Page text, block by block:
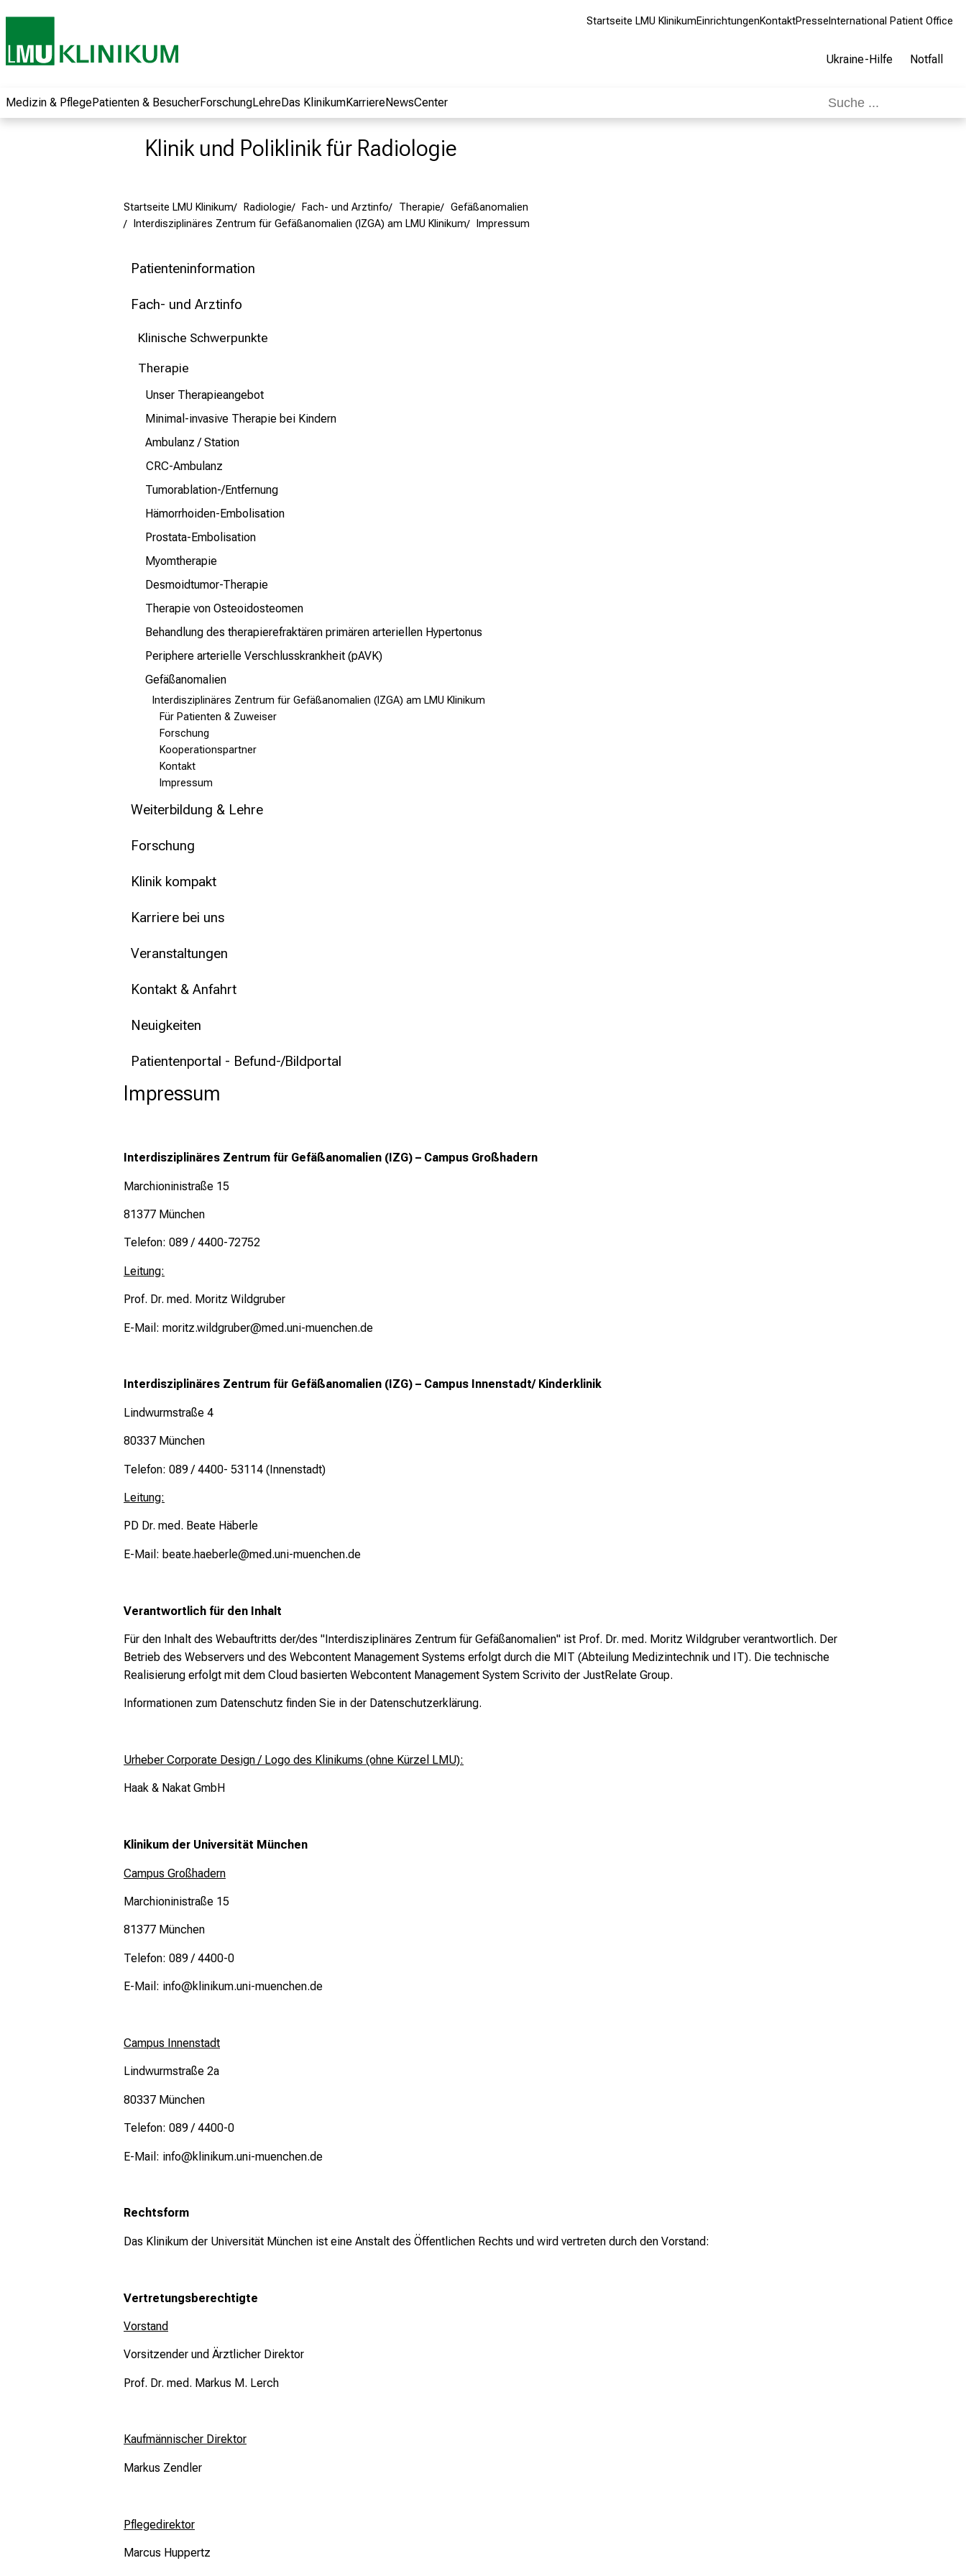
Startseite LMU KlinikumEinrichtungenKontaktPresse International Patient Office
Ukraine-Hilfe Notfall
Medizin & PflegePatienten & BesucherForschungLehreDas KlinikumKarriereNewsCenter
Klinik und Poliklinik für Radiologie
Startseite LMU Klinikum Radiologie Fach- und Arztinfo Therapie
Gefäßanomalien
Interdisziplinäres Zentrum für Gefäßanomalien (IZGA) am LMU Klinikum
Impressum
Patienteninformation
Fach- und Arztinfo
Klinische Schwerpunkte
Therapie
Unser Therapieangebot
Minimal-invasive Therapie bei Kindern
Ambulanz / Station
CRC-Ambulanz
Tumorablation-/Entfernung
Hämorrhoiden-Embolisation
Prostata-Embolisation
Myomtherapie
Desmoidtumor-Therapie
Therapie von Osteoidosteomen
Behandlung des therapierefraktären primären arteriellen Hypertonus
Periphere arterielle Verschlusskrankheit (pAVK)
Gefäßanomalien
Interdisziplinäres Zentrum für Gefäßanomalien (IZGA) am LMU Klinikum
Für Patienten & Zuweiser
Forschung
Kooperationspartner
Kontakt
Impressum
Weiterbildung & Lehre
Forschung
Klinik kompakt
Karriere bei uns
Veranstaltungen
Kontakt & Anfahrt
Neuigkeiten
Patientenportal - Befund-/Bildportal
Impressum
Interdisziplinäres Zentrum für Gefäßanomalien (IZG) – Campus Großhadern
Marchioninistraße 15
81377 München
Telefon: 089 / 4400-72752
Leitung:
Prof. Dr. med. Moritz Wildgruber
E-Mail: moritz.wildgruber@med.uni-muenchen.de
Interdisziplinäres Zentrum für Gefäßanomalien (IZG) – Campus Innenstadt/ Kinderklinik
Lindwurmstraße 4
80337 München
Telefon: 089 / 4400- 53114 (Innenstadt)
Leitung:
PD Dr. med. Beate Häberle
E-Mail: beate.haeberle@med.uni-muenchen.de
Verantwortlich für den Inhalt
Für den Inhalt des Webauftritts der/des "Interdisziplinäres Zentrum für Gefäßanomalien" ist Prof. Dr. med. Moritz Wildgruber verantwortlich. Der
Betrieb des Webservers und des Webcontent Management Systems erfolgt durch die MIT (Abteilung Medizintechnik und IT). Die technische
Realisierung erfolgt mit dem Cloud basierten Webcontent Management System Scrivito der JustRelate Group.
Informationen zum Datenschutz finden Sie in der Datenschutzerklärung.
Urheber Corporate Design / Logo des Klinikums (ohne Kürzel LMU):
Haak & Nakat GmbH
Klinikum der Universität München
Campus Großhadern
Marchioninistraße 15
81377 München
Telefon: 089 / 4400-0
E-Mail: info@klinikum.uni-muenchen.de
Campus Innenstadt
Lindwurmstraße 2a
80337 München
Telefon: 089 / 4400-0
E-Mail: info@klinikum.uni-muenchen.de
Rechtsform
Das Klinikum der Universität München ist eine Anstalt des Öffentlichen Rechts und wird vertreten durch den Vorstand:
Vertretungsberechtigte
Vorstand
Vorsitzender und Ärztlicher Direktor
Prof. Dr. med. Markus M. Lerch
Kaufmännischer Direktor
Markus Zendler
Pflegedirektor
Marcus Huppertz
Informationen zu
Jobs, Ausbildungen
Weiterbildungen.
Kommen Sie
Pflegewissenschaft
unverbindlich und